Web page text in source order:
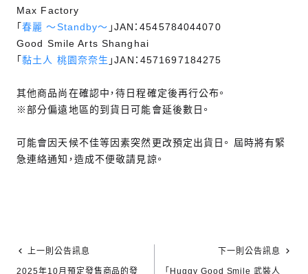
Max Factory
「春麗 ～Standby～ 」JAN：4545784044070
Good Smile Arts Shanghai
「黏土人 桃園奈奈生 」JAN：4571697184275
其他商品尚在確認中，待日程確定後再行公布。
※部分偏遠地區的到貨日可能會延後數日。
可能會因天候不佳等因素突然更改預定出貨日。 屆時將有緊
急連絡通知，造成不便敬請見諒。
上一則公告訊息
2025年10月預定發售商品的發
下一則公告訊息
「Huggy Good Smile 武裝人